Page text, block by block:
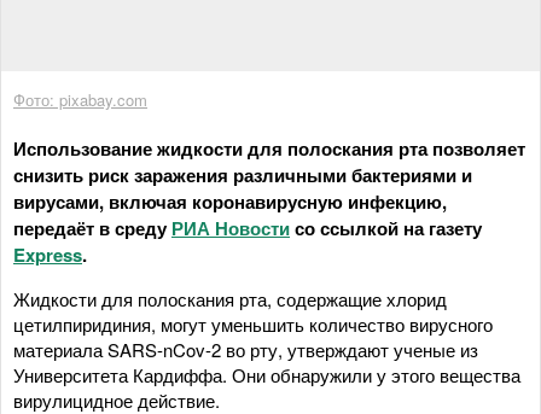
Фото: pixabay.com
Использование жидкости для полоскания рта позволяет
снизить риск заражения различными бактериями и
вирусами, включая коронавирусную инфекцию,
передаёт в средуРИА Новостисо ссылкой на газету
Express.
Жидкости для полоскания рта, содержащие хлорид
цетилпиридиния, могут уменьшить количество вирусного
материала SARS-nCov-2 во рту, утверждают ученые из
Университета Кардиффа. Они обнаружили у этого вещества
вирулицидное действие.